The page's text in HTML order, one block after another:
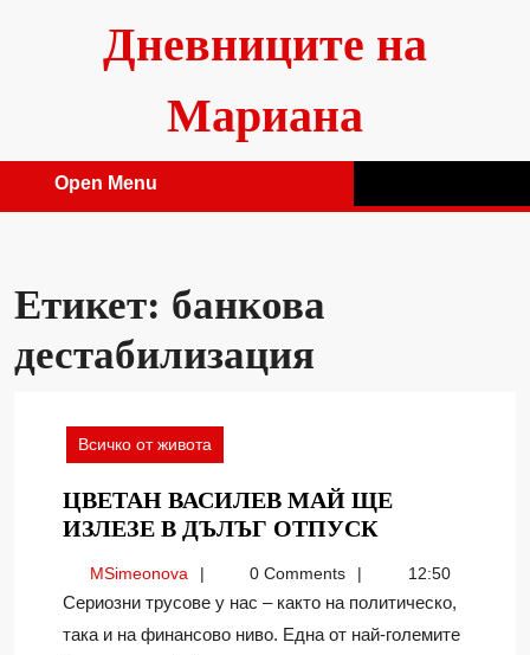
Дневниците на
Мариана
Open Menu
Етикет: банкова
дестабилизация
Всичко от живота
ЦВЕТАН ВАСИЛЕВ МАЙ ЩЕ
ИЗЛЕЗЕ В ДЪЛЪГ ОТПУСК
МАЙ
ЩЕ
ИЗЛЕЗЕ
MSimeonovaMSimeonova0 Comments 12:50
Сериозни трусове у нас – както на политическо,
така и на финансово ниво. Една от най-големите